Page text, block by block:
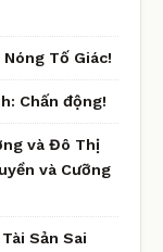
Tố Giác!
Chấn động!
và Đô Thị
và Cưỡng
Sản Sai